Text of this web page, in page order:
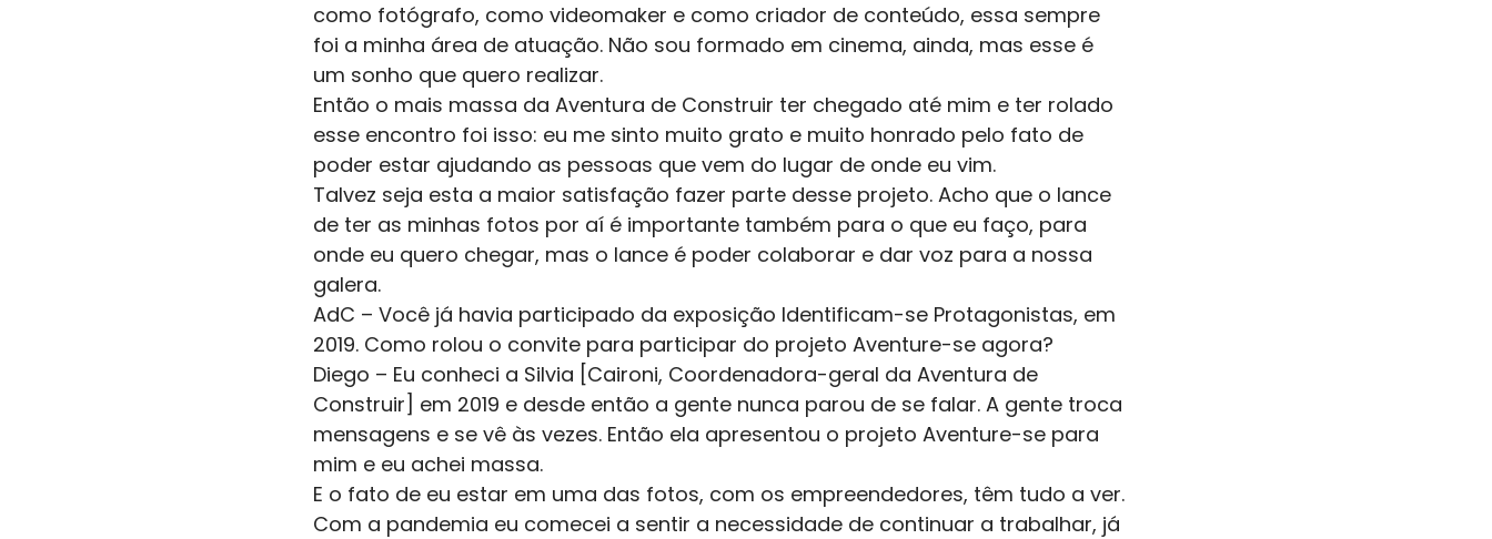
como fotógrafo, como videomaker e como criador de conteúdo, essa sempre
foi a minha área de atuação. Não sou formado em cinema, ainda, mas esse é
um sonho que quero realizar.
Então o mais massa da Aventura de Construir ter chegado até mim e ter rolado
esse encontro foi isso: eu me sinto muito grato e muito honrado pelo fato de
poder estar ajudando as pessoas que vem do lugar de onde eu vim.
Talvez seja esta a maior satisfação fazer parte desse projeto. Acho que o lance
de ter as minhas fotos por aí é importante também para o que eu faço, para
onde eu quero chegar, mas o lance é poder colaborar e dar voz para a nossa
galera.
AdC – Você já havia participado da exposição Identificam-se Protagonistas, em
2019. Como rolou o convite para participar do projeto Aventure-se agora?
Diego – Eu conheci a Silvia [Caironi, Coordenadora-geral da Aventura de
Construir] em 2019 e desde então a gente nunca parou de se falar. A gente troca
mensagens e se vê às vezes. Então ela apresentou o projeto Aventure-se para
mim e eu achei massa.
E o fato de eu estar em uma das fotos, com os empreendedores, têm tudo a ver.
Com a pandemia eu comecei a sentir a necessidade de continuar a trabalhar, já